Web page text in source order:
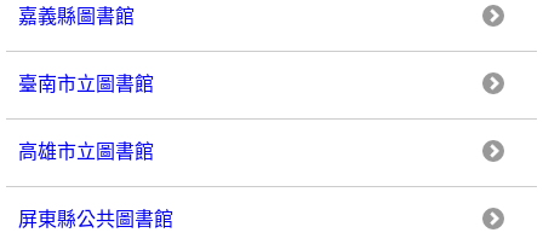
嘉義縣圖書館
臺南市立圖書館
高雄市立圖書館
屏東縣公共圖書館